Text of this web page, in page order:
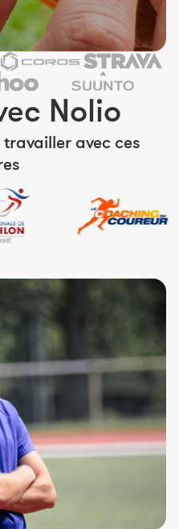
Nolio
avec ces